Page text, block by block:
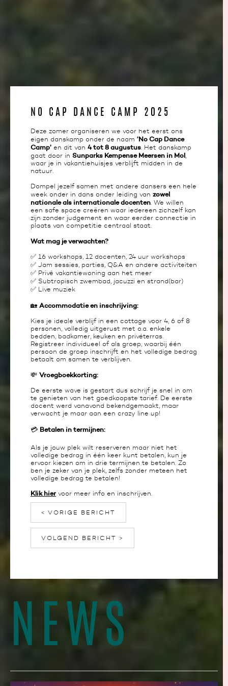
NO CAP DANCE CAMP 2025
Deze zomer organiseren we voor het eerst ons
eigen danskamp onder de naam ’No Cap Dance
Camp’ en dit van 4 tot 8 augustus. Het danskamp
gaat door in Sunparks Kempense Meersen in Mol,
waar je in vakantiehuisjes verblijft midden in de
natuur.
Dompel jezelf samen met andere dansers een hele
week onder in dans onder leiding van zowel
nationale als internationale docenten. We willen
een safe space creëren waar iedereen zichzelf kan
zijn zonder judgement en waar eerder connectie in
plaats van competitie centraal staat.
Wat mag je verwachten?
✅ 16 workshops, 12 docenten, 24 uur workshops
✅ Jam sessies, parties, Q&A en andere activiteiten
✅ Privé vakantiewoning aan het meer
✅ Subtropisch zwembad, jacuzzi en strand(bar)
✅ Live muziek
🏡 Accommodatie en inschrijving:
Kies je ideale verblijf in een cottage voor 4, 6 of 8
personen, volledig uitgerust met o.a. enkele
bedden, badkamer, keuken en privéterras.
Registreer individueel of als groep, waarbij één
persoon de groep inschrijft en het volledige bedrag
betaalt om samen te verblijven.
💸 Vroegboekkorting:
De eerste wave is gestart dus schrijf je snel in om
te genieten van het goedkoopste tarief. De eerste
docent werd vanavond bekendgemaakt, maar
verwacht je maar aan een crazy line up!
💳 Betalen in termijnen:
Als je jouw plek wilt reserveren maar niet het
volledige bedrag in één keer kunt betalen, kun je
ervoor kiezen om in drie termijnen te betalen. Zo
ben je zeker van je plek, zelfs zonder meteen het
volledige bedrag te betalen!
Klik hier voor meer info en inschrijven.
< VORIGE BERICHT
VOLGEND BERICHT >